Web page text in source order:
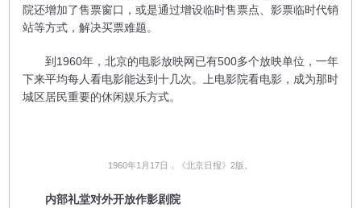
院还增加了售票窗口，或是通过增设临时售票点、影票临时代销
站等方式，解决买票难题。
到1960年，北京的电影放映网已有500多个放映单位，一年
下来平均每人看电影能达到十几次。上电影院看电影，成为那时
城区居民重要的休闲娱乐方式。
1960年1月17日，《北京日报》2版。
内部礼堂对外开放作影剧院